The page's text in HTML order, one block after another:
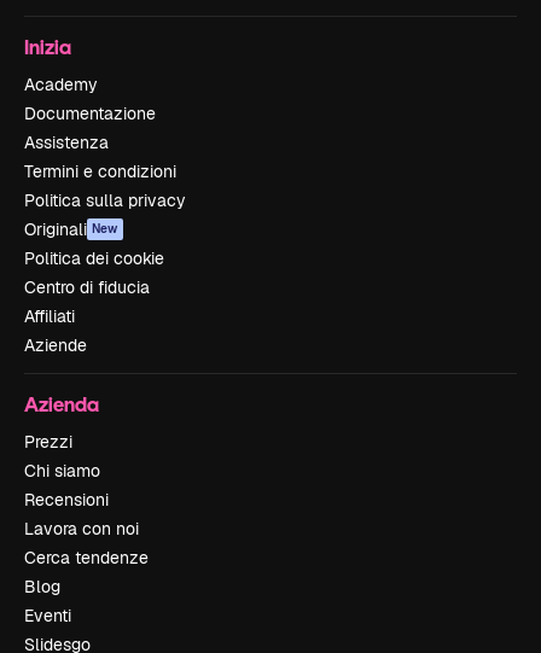
Inizia
Academy
Documentazione
Assistenza
Termini e condizioni
Politica sulla privacy
Originali New
Politica dei cookie
Centro di fiducia
Affiliati
Aziende
Azienda
Prezzi
Chi siamo
Recensioni
Lavora con noi
Cerca tendenze
Blog
Eventi
Slidesgo